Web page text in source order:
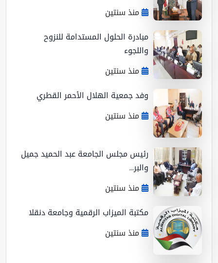
منذ سنتين
مبادرة الحلول المستدامة للنزوح
واللجوء
منذ سنتين
وفد جمعية الهلال الأحمر القطري
منذ سنتين
رئيس مجلس الجامعة عبد الحميد جميل
والبر...
منذ سنتين
مكتبة الميزاب الرقمية وجامعة دنقلا
منذ سنتين